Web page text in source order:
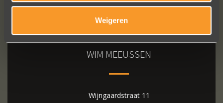
Weigeren
WIM MEEUSSEN
Wijngaardstraat 11